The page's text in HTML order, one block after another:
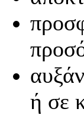
ή σε